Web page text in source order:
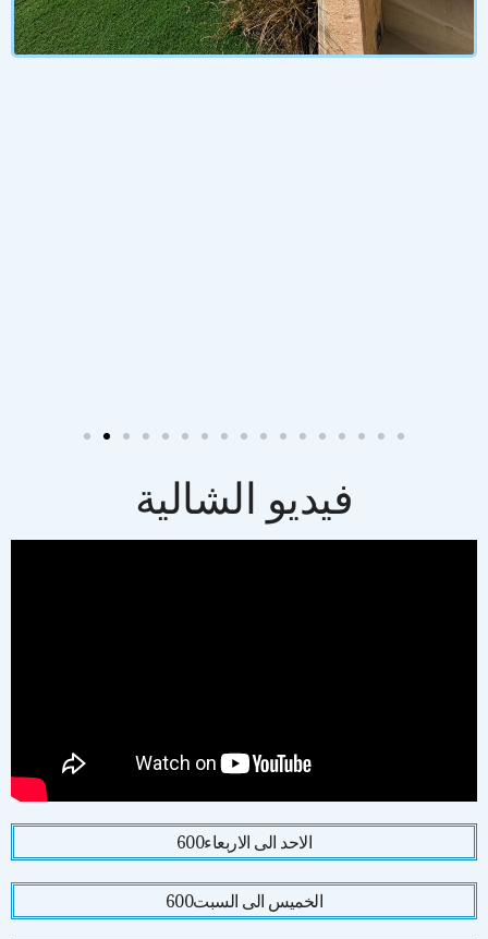
فيديو الشالية
الاحد الى الاربعاء600
الخميس الى السبت600